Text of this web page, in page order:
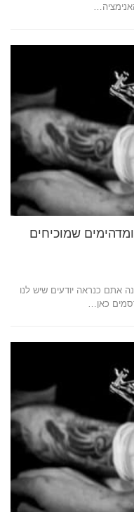
שמוכיחים
כנראה יודעים שיש לנו
כאן…